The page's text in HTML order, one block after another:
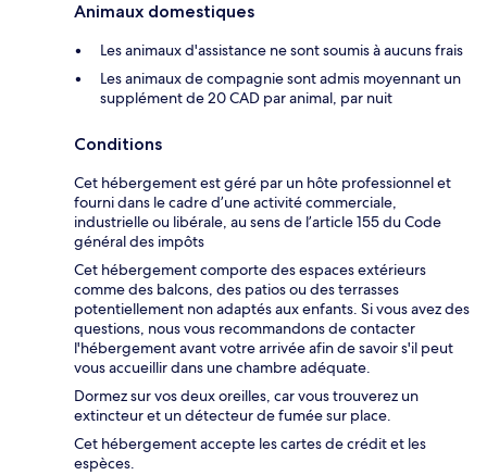
Animaux domestiques
Les animaux d'assistance ne sont soumis à aucuns frais
Les animaux de compagnie sont admis moyennant un
supplément de 20 CAD par animal, par nuit
Conditions
Cet hébergement est géré par un hôte professionnel et
fourni dans le cadre d’une activité commerciale,
industrielle ou libérale, au sens de l’article 155 du Code
général des impôts
Cet hébergement comporte des espaces extérieurs
comme des balcons, des patios ou des terrasses
potentiellement non adaptés aux enfants. Si vous avez des
questions, nous vous recommandons de contacter
l'hébergement avant votre arrivée afin de savoir s'il peut
vous accueillir dans une chambre adéquate.
Dormez sur vos deux oreilles, car vous trouverez un
extincteur et un détecteur de fumée sur place.
Cet hébergement accepte les cartes de crédit et les
espèces.